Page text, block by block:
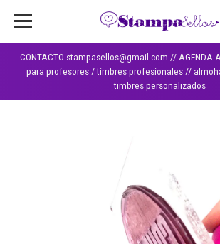
CONTACTO stampasellos@gmail.com // AGENDA
para profesores / timbres profesionales //
timbres personalizados